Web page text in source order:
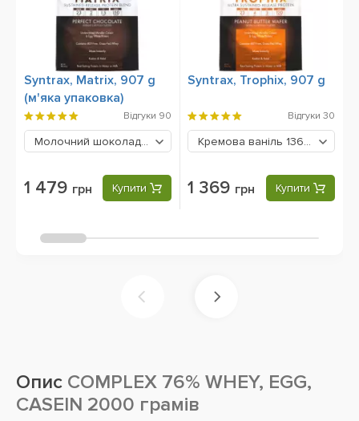
Syntrax, Matrix, 907 g
(м'яка упаковка)
Відгуки 90
Молочний шоколад1479 грн
1 479 грн Купити
Syntrax, Trophix, 907 g
Відгуки 30
Кремова ваніль 1369 грн
1 369 грн Купити
Опис COMPLEX 76% WHEY, EGG,
CASEIN 2000 грамів